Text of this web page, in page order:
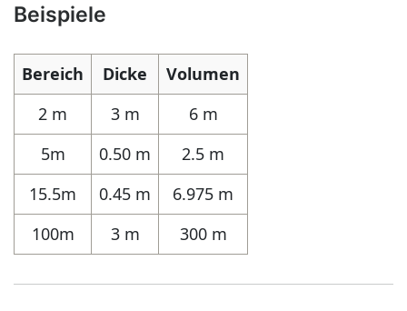
Beispiele
Bereich Dicke
Volumen
2 m
3 m
6 m
5m
0.50 m
2.5 m
15.5m
0.45 m
6.975 m
100m
3 m 300 m